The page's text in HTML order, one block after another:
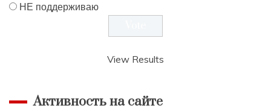
НЕ поддерживаю
View Results
Активность на сайте